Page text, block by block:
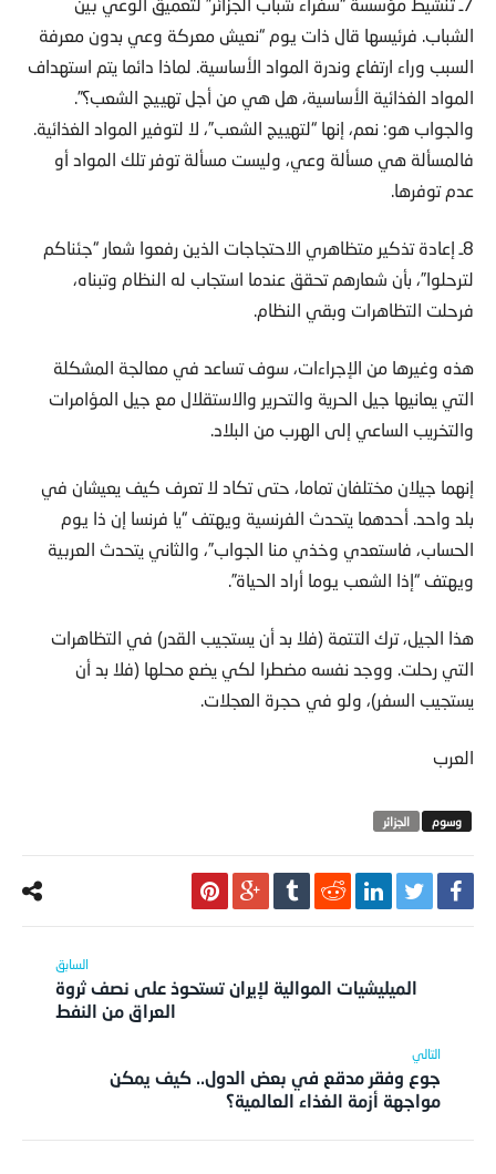
الشباب. فرئيسها قال ذات يوم “نعيش معركة وعي بدون معرفة
السبب وراء ارتفاع وندرة المواد الأساسية. لماذا دائما يتم استهداف
المواد الغذائية الأساسية، هل هي من أجل تهييج الشعب؟”.
والجواب هو: نعم، إنها “لتهييج الشعب”، لا لتوفير المواد الغذائية.
فالمسألة هي مسألة وعي، وليست مسألة توفر تلك المواد أو
عدم توفرها.
لترحلوا”، بأن شعارهم تحقق عندما استجاب له النظام وتبناه،
فرحلت التظاهرات وبقي النظام.
التي يعانيها جيل الحرية والتحرير والاستقلال مع جيل المؤامرات
والتخريب الساعي إلى الهرب من البلاد.
بلد واحد. أحدهما يتحدث الفرنسية ويهتف “يا فرنسا إن ذا يوم
الحساب، فاستعدي وخذي منا الجواب”، والثاني يتحدث العربية
ويهتف “إذا الشعب يوما أراد الحياة”.
التي رحلت. ووجد نفسه مضطرا لكي يضع محلها (فلا بد أن
يستجيب السفر)، ولو في حجرة العجلات.
الميليشيات الموالية لإيران تستحوذ على نصف ثروة
العراق من النفط
جوع وفقر مدقع في بعض الدول.. كيف يمكن
مواجهة أزمة الغذاء العالمية؟